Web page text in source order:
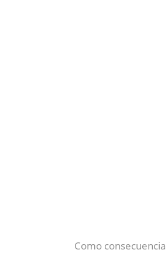
Como consecuencia